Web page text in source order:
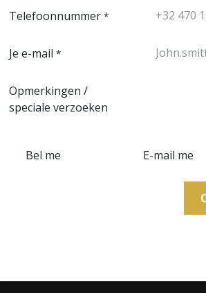
Telefoonnummer *
Je e-mail *
Opmerkingen /
speciale verzoeken
Bel me E-mail me